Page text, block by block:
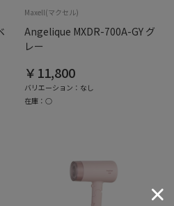
Maxell(マクセル)
Angelique MXDR-700A-GY グ
レー
￥11,800
バリエーション：なし
在庫：○